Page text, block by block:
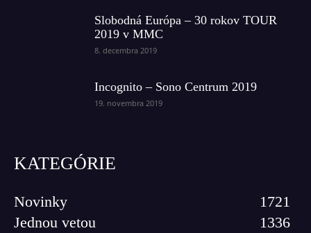
Slobodná Európa – 30 rokov TOUR
2019 v MMC
8. decembra 2019
Incognito – Sono Centrum 2019
19. novembra 2019
KATEGÓRIE
Novinky
1721
Jednou vetou
1336